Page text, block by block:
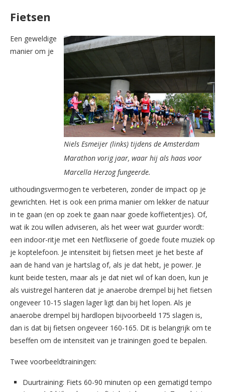
Fietsen
Niels Esmeijer (links) tijdens de Amsterdam
Marathon vorig jaar, waar hij als haas voor
Marcella Herzog fungeerde.
Een geweldige
manier om je
uithoudingsvermogen te verbeteren, zonder de impact op je
gewrichten. Het is ook een prima manier om lekker de natuur
in te gaan (en op zoek te gaan naar goede koffietentjes). Of,
wat ik zou willen adviseren, als het weer wat guurder wordt:
een indoor-ritje met een Netflixserie of goede foute muziek op
je koptelefoon. Je intensiteit bij fietsen meet je het beste af
aan de hand van je hartslag of, als je dat hebt, je power. Je
kunt beide testen, maar als je dat niet wil of kan doen, kun je
als vuistregel hanteren dat je anaerobe drempel bij het fietsen
ongeveer 10-15 slagen lager ligt dan bij het lopen. Als je
anaerobe drempel bij hardlopen bijvoorbeeld 175 slagen is,
dan is dat bij fietsen ongeveer 160-165. Dit is belangrijk om te
beseffen om de intensiteit van je trainingen goed te bepalen.
Twee voorbeeldtrainingen:
Duurtraining: Fiets 60-90 minuten op een gematigd tempo